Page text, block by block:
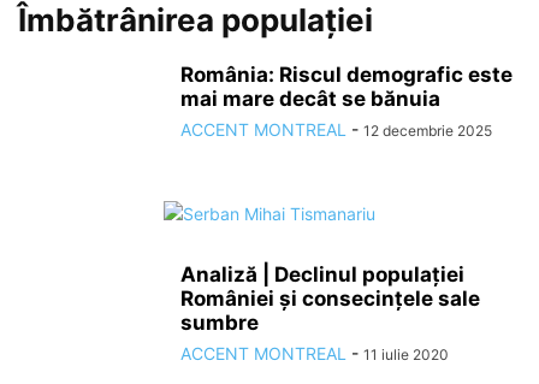
Îmbătrânirea populației
România: Riscul demografic este
mai mare decât se bănuia
ACCENT MONTREAL - 12 decembrie 2025
Analiză | Declinul populației
României și consecințele sale
sumbre
ACCENT MONTREAL - 11 iulie 2020